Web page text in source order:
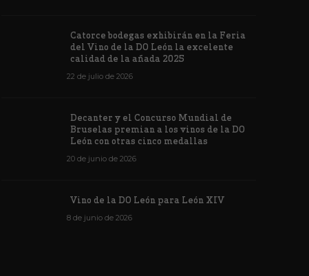
Vino de la DO León para León XIV
1172
Catorce bodegas exhibirán en la Feria
del Vino de la DO León la excelente
calidad de la añada 2025
22 de julio de 2026
Decanter y el Concurso Mundial de
Bruselas premian a los vinos de la DO
León con otras cinco medallas
20 de junio de 2026
Vino de la DO León para León XIV
8 de junio de 2026